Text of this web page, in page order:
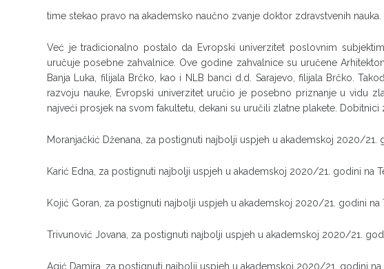
time stekao pravo na akademsko naučno zvanje doktor zdravstvenih nauka.
Već je tradicionalno postalo da Evropski univerzitet poslovnim
uručuje posebne zahvalnice. Ove godine zahvalnice su uručene
Banja Luka, filijala Brčko, kao i NLB banci d.d. Sarajevo, filijala Brčko.
razvoju nauke, Evropski univerzitet uručio je posebno priznanje u vidu
najveći prosjek na svom fakultetu, dekani su uručili zlatne plakete.
Moranjačkić Dženana, za postignuti najbolji uspjeh u akademskoj 2020/21.
Karić Edna, za postignuti najbolji uspjeh u akademskoj 2020/21. godini na
Kojić Goran, za postignuti najbolji uspjeh u akademskoj 2020/21. godini na
Trivunović Jovana, za postignuti najbolji uspjeh u akademskoj 2020/21.
Agić Damira, za postignuti najbolji uspjeh u akademskoj 2020/21. godini na